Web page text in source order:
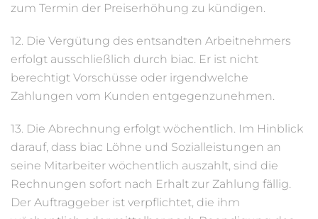
zum Termin der Preiserhöhung zu kündigen.
12. Die Vergütung des entsandten Arbeitnehmers
erfolgt ausschließlich durch biac. Er ist nicht
berechtigt Vorschüsse oder irgendwelche
Zahlungen vom Kunden entgegenzunehmen.
13. Die Abrechnung erfolgt wöchentlich. Im Hinblick
darauf, dass biac Löhne und Sozialleistungen an
seine Mitarbeiter wöchentlich auszahlt, sind die
Rechnungen sofort nach Erhalt zur Zahlung fällig.
Der Auftraggeber ist verpflichtet, die ihm